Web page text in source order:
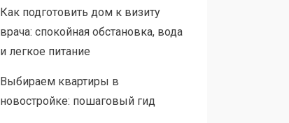
Как подготовить дом к визиту
врача: спокойная обстановка, вода
и легкое питание
Выбираем квартиры в
новостройке: пошаговый гид